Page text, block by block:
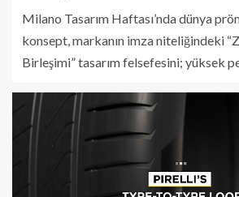
Milano Tasarım Haftası’nda dünya
konsept, markanın imza niteliğindeki
Birleşimi” tasarım felsefesini; yüksek